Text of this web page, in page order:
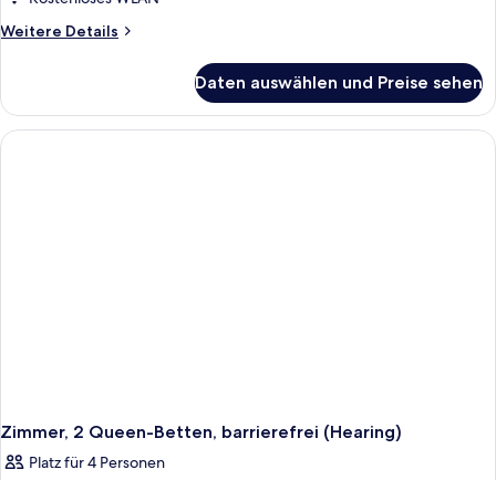
Weitere Details
Weitere
2 Queen-
Betten,
barrierefrei,
Daten auswählen und Preise sehen
Zimmer, 2 Queen-Betten, barrierefrei (Hearing)
Platz für 4 Personen